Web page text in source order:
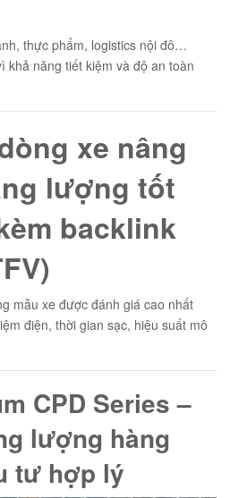
thực phẩm, logistics nội đô…
khả năng tiết kiệm và độ an toàn
xe nâng
lượng tốt
backlink
mẫu xe được đánh giá cao nhất
điện, thời gian sạc, hiệu suất mô
CPD Series –
lượng hàng
tư hợp lý